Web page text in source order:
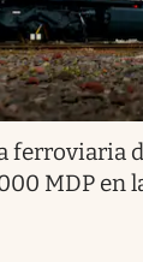
ferroviaria
MDP en